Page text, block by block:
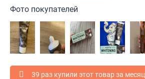
Фото покупателей
39 раз купили этот товар за месяц